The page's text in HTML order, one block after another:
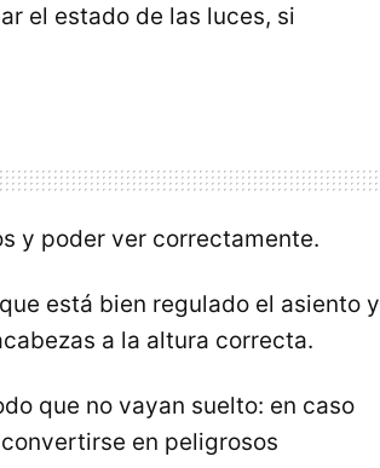
el estado de las luces, si
y poder ver correctamente.
está bien regulado el asiento y
a la altura correcta.
que no vayan suelto: en caso
en peligrosos